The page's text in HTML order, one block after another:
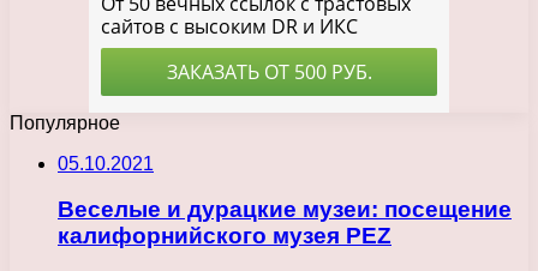
Популярное
05.10.2021
Веселые и дурацкие музеи: посещение
калифорнийского музея PEZ